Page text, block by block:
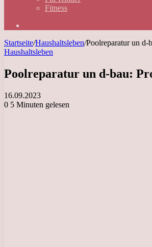
Fitness
Startseite/Haushaltsleben/Poolreparatur un d-
Haushaltsleben
Poolreparatur un d-bau:
16.09.2023
0 5 Minuten gelesen